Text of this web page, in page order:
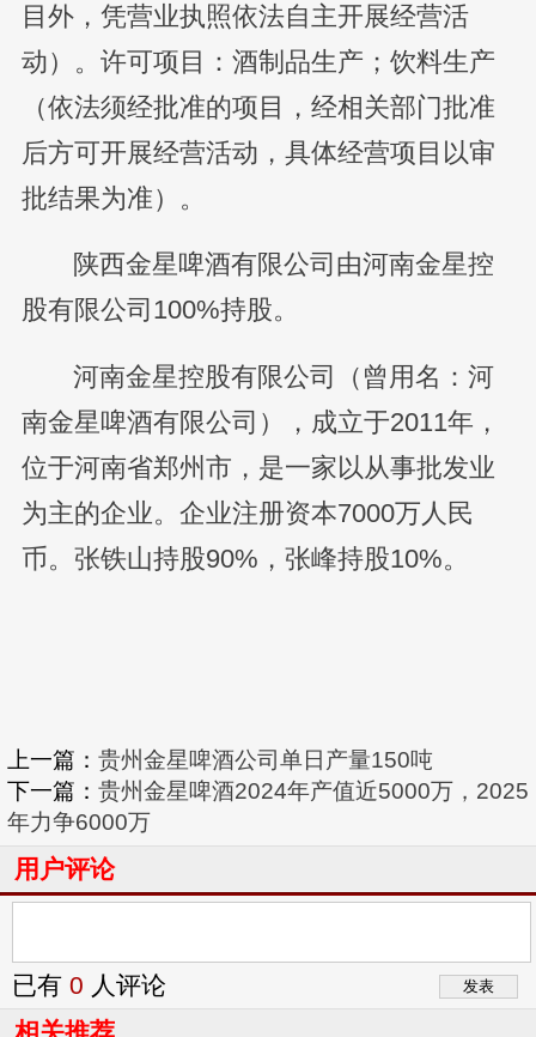
目外，凭营业执照依法自主开展经营活
动）。许可项目：酒制品生产；饮料生产
（依法须经批准的项目，经相关部门批准
后方可开展经营活动，具体经营项目以审
批结果为准）。
陕西金星啤酒有限公司由河南金星控
股有限公司100%持股。
河南金星控股有限公司（曾用名：河
南金星啤酒有限公司），成立于2011年，
位于河南省郑州市，是一家以从事批发业
为主的企业。企业注册资本7000万人民
币。张铁山持股90%，张峰持股10%。
上一篇： 贵州金星啤酒公司单日产量150吨
下一篇： 贵州金星啤酒2024年产值近5000万，2025
年力争6000万
用户评论
已有 0 人评论